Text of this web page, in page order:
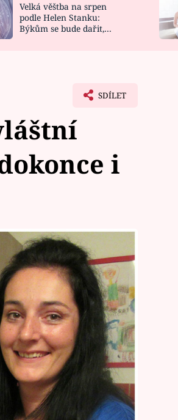
DESIGN
Velká věštba na srpen
podle Helen Stanku:
Býkům se bude dařit,
SDÍLET
i